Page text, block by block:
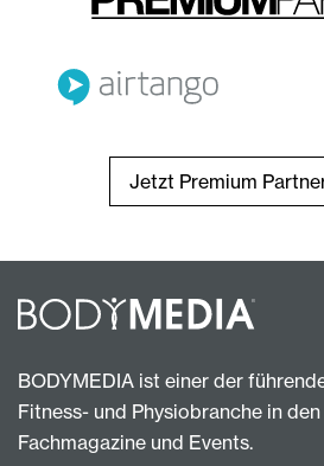
Jetzt Premium
BODYMEDIA ist einer der
Fitness- und Physiobranche in
Fachmagazine und Events.